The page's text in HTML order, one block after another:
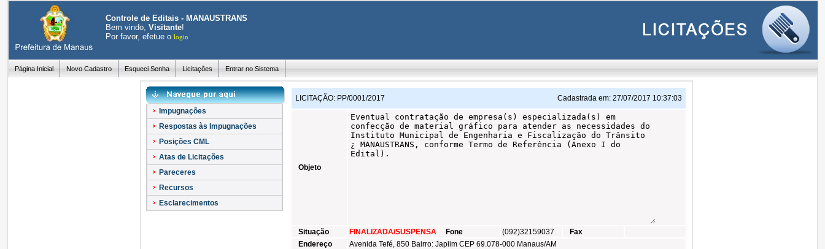
Controle de Editais - MANAUSTRANS
Bem vindo,Visitante!
Por favor, efetue ologin
Página Inicial Novo Cadastro Esqueci Senha Licitações Entrar no Sistema
Impugnações
Respostas às Impugnações
Posições CML
Atas de Licitações
Pareceres
Recursos
Esclarecimentos
LICITAÇÃO: PP/0001/2017 Cadastrada em: 27/07/2017 10:37:03
Objeto
Situação FINALIZADA/SUSPENSA Fone (092)32159037
Fax
Endereço
Avenida Tefé, 850 Bairro: Japiim CEP 69.078-000 Manaus/AM